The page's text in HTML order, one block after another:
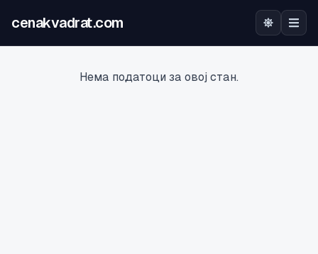
cenakvadrat.com
Нема податоци за овој стан.